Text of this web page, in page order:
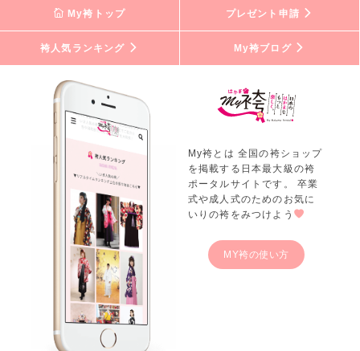
My袴トップ プレゼント申請
袴人気ランキング My袴ブログ
My袴とは 全国の袴ショップ
を掲載する日本最大級の袴
ポータルサイトです。 卒業
式や成人式のためのお気に
いりの袴をみつけよう
MY袴の使い方